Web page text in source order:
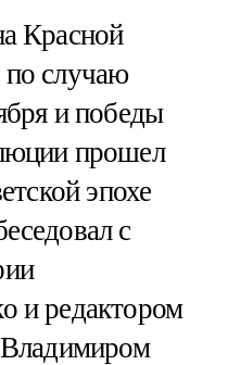
Красной
случаю
и победы
прошел
эпохе
с
и редактором